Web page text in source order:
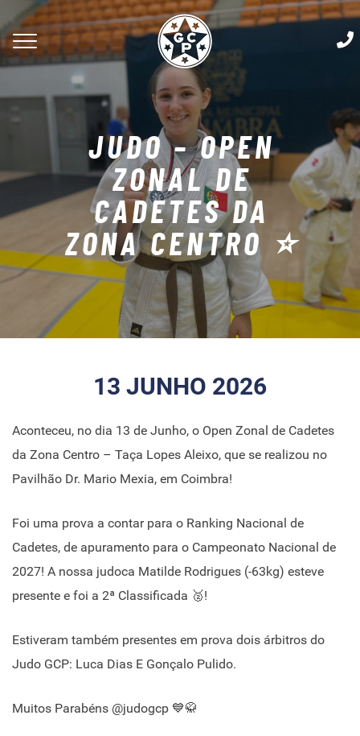
JUDO – OPEN
ZONAL DE
CADETES DA
ZONA CENTRO ⭐
13 JUNHO 2026
Aconteceu, no dia 13 de Junho, o Open Zonal de Cadetes
da Zona Centro – Taça Lopes Aleixo, que se realizou no
Pavilhão Dr. Mario Mexia, em Coimbra!
Foi uma prova a contar para o Ranking Nacional de
Cadetes, de apuramento para o Campeonato Nacional de
2027! A nossa judoca Matilde Rodrigues (-63kg) esteve
presente e foi a 2ª Classificada 🥈!
Estiveram também presentes em prova dois árbitros do
Judo GCP: Luca Dias E Gonçalo Pulido.
Muitos Parabéns @judogcp 💙🥋